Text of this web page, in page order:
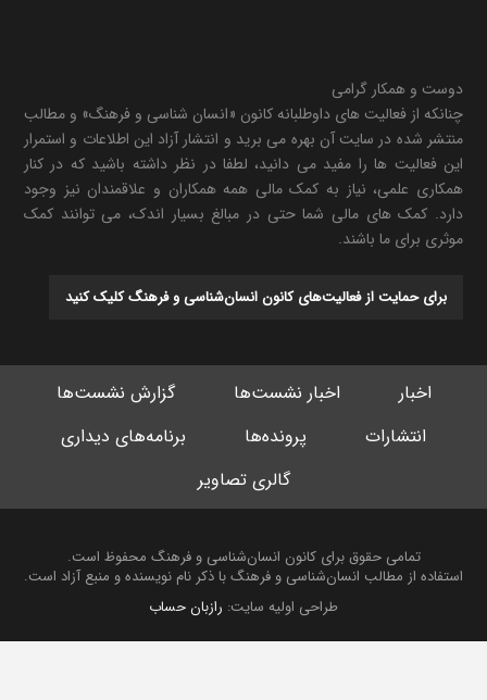
دوست و همکار گرامی
چنانکه از فعالیت های داوطلبانه کانون «انسان شناسی و فرهنگ» و مطالب
منتشر شده در سایت آن بهره می برید و انتشار آزاد این اطلاعات و استمرار
این فعالیت ها را مفید می دانید، لطفا در نظر داشته باشید که در کنار
همکاری علمی، نیاز به کمک مالی همه همکاران و علاقمندان نیز وجود
دارد. کمک های مالی شما حتی در مبالغ بسیار اندک، می توانند کمک
موثری برای ما باشند.
برای حمایت از فعالیت‌های کانون انسان‌شناسی و فرهنگ کلیک کنید
اخبار اخبار نشست‌ها
گزارش نشست‌ها
انتشارات
پرونده‌ها
برنامه‌های دیداری
گالری تصاویر
تمامی حقوق برای کانون انسان‌شناسی و فرهنگ محفوظ است.
استفاده از مطالب انسان‌شناسی و فرهنگ با ذکر نام نویسنده و منبع آزاد است.
طراحی اولیه سایت:رازبان حساب